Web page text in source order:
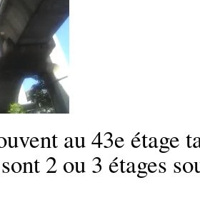
au 43e étage
2 ou 3 étages